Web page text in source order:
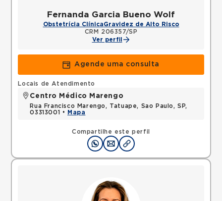
Fernanda Garcia Bueno Wolf
Obstetrícia ClínicaGravidez de Alto Risco
CRM 206357/SP
Ver perfil
Agende uma consulta
Compartilhe este perfil
Locais de Atendimento
Centro Médico Marengo
Rua Francisco Marengo, Tatuape, Sao Paulo, SP,
03313001 •
Mapa